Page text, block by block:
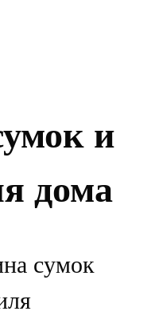
и
дома
сумок